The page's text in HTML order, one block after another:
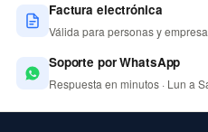
Factura electrónica
Válida para personas y
Soporte por WhatsApp
Respuesta en minutos · Lun a